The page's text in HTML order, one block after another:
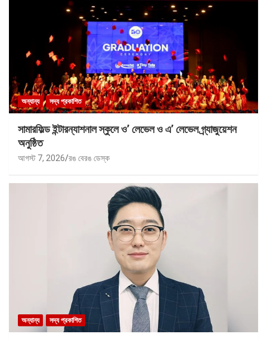
অন্যান্য সদ্য প্রকাশিত
সামারফিল্ড ইন্টারন্যাশনাল স্কুলে ও’ লেভেল ও এ’ লেভেল গ্র্যাজুয়েশন
অনুষ্ঠিত
আগস্ট 7, 2026 রঙ বেরঙ ডেস্ক
অন্যান্য সদ্য প্রকাশিত